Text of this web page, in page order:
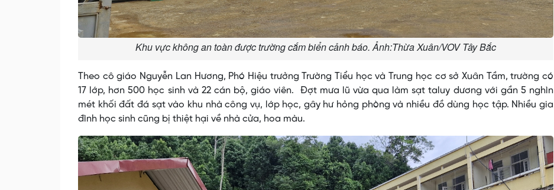
Khu vực không an toàn được trường cắm biển cảnh báo. Ảnh:Thừa Xuân/VOV Tây Bắc
Theo cô giáo Nguyễn Lan Hương, Phó Hiệu trưởng Trường Tiểu học và Trung học cơ sở Xuân Tầm, trường có
17 lớp, hơn 500 học sinh và 22 cán bộ, giáo viên. Đợt mưa lũ vừa qua làm sạt taluy dương với gần 5 nghìn
mét khối đất đá sạt vào khu nhà công vụ, lớp học, gây hư hỏng phòng và nhiều đồ dùng học tập. Nhiều gia
đình học sinh cũng bị thiệt hại về nhà cửa, hoa màu.